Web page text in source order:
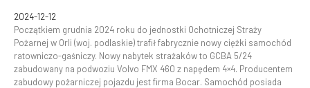
2024-12-12
Początkiem grudnia 2024 roku do jednostki Ochotniczej Straży
Pożarnej w Orli (woj. podlaskie) trafił fabrycznie nowy ciężki samochód
ratowniczo-gaśniczy. Nowy nabytek strażaków to GCBA 5/24
zabudowany na podwoziu Volvo FMX 460 z napędem 4×4. Producentem
zabudowy pożarniczej pojazdu jest firma Bocar. Samochód posiada